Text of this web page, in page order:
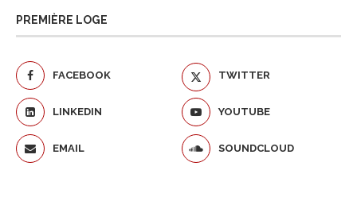
PREMIÈRE LOGE
FACEBOOK TWITTER
LINKEDIN YOUTUBE
EMAIL SOUNDCLOUD